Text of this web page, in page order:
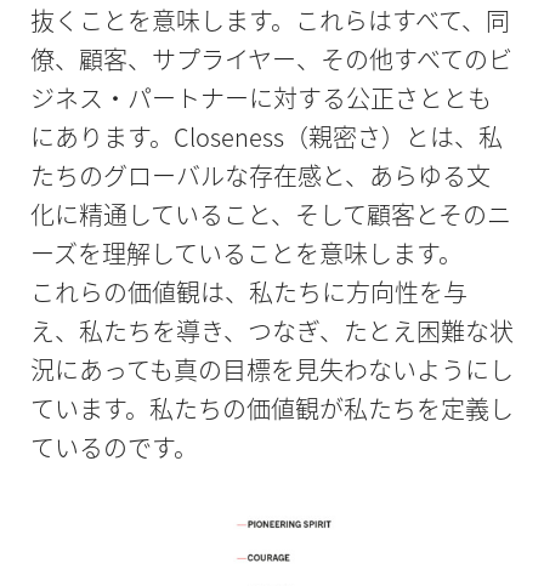
抜くことを意味します。これらはすべて、同
僚、顧客、サプライヤー、その他すべてのビ
ジネス・パートナーに対する公正さととも
にあります。Closeness（親密さ）とは、私
たちのグローバルな存在感と、あらゆる文
化に精通していること、そして顧客とそのニ
ーズを理解していることを意味します。
これらの価値観は、私たちに方向性を与
え、私たちを導き、つなぎ、たとえ困難な状
況にあっても真の目標を見失わないようにし
ています。私たちの価値観が私たちを定義し
ているのです。